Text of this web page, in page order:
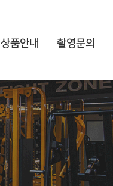
상품안내 촬영문의